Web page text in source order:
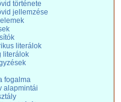
története
jellemzése
literálok
literálok
fogalma
alapmintái